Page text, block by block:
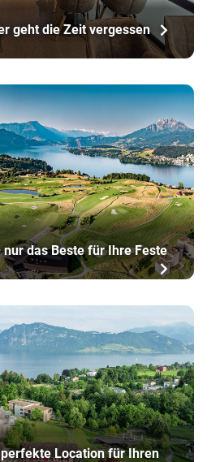
geht die Zeit vergessen
das Beste für Ihre Feste
Location für Ihren